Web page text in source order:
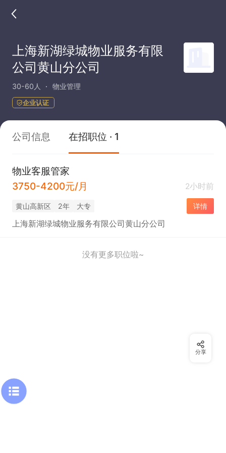
上海新湖绿城物业服务有限
公司黄山分公司
30-60人 物业管理
企业认证
公司信息 在招职位 · 1
物业客服管家
3750-4200元/月
2小时前
黄山高新区 2年 大专 详情
上海新湖绿城物业服务有限公司黄山分公司
没有更多职位啦~
分享